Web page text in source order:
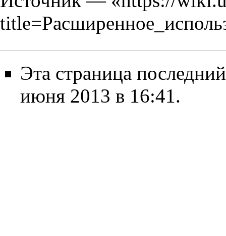
Эта страница
июня 2013 в 16:41.